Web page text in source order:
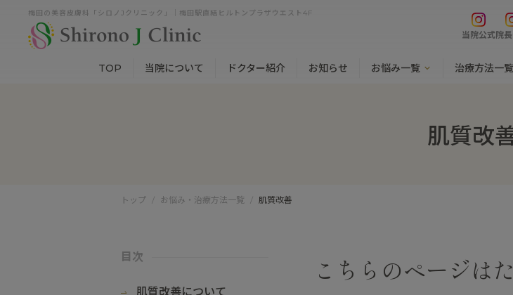
梅田の美容皮膚科「シロノJクリニック」｜梅田駅直結ヒルトンプラザウエスト4F
当院公式院
TOP 当院について ドクター紹介 お知らせ お悩み一覧 治療方法一覧
肌質改
トップ お悩み・治療方法一覧 肌質改善
目次
肌質改善について
こちらのページは